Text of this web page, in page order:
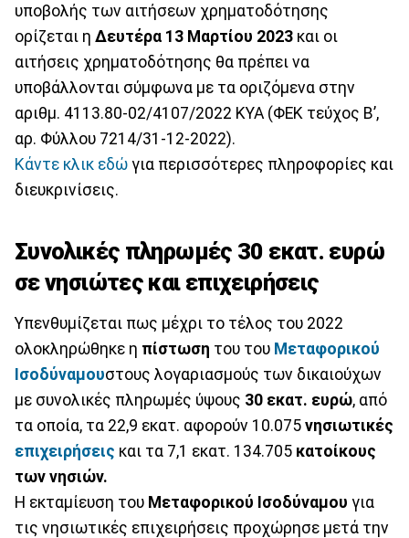
υποβολής των αιτήσεων χρηματοδότησης
ορίζεται η Δευτέρα 13 Μαρτίου 2023 και οι
αιτήσεις χρηματοδότησης θα πρέπει να
υποβάλλονται σύμφωνα με τα οριζόμενα στην
αριθμ. 4113.80-02/4107/2022 ΚΥΑ (ΦΕΚ τεύχος Β’,
αρ. Φύλλου 7214/31-12-2022).
Κάντε κλικ εδώ για περισσότερες πληροφορίες και
διευκρινίσεις.
Συνολικές πληρωμές 30 εκατ. ευρώ
σε νησιώτες και επιχειρήσεις
Υπενθυμίζεται πως μέχρι το τέλος του 2022
ολοκληρώθηκε η πίστωση του του Μεταφορικού
Ισοδύναμουστους λογαριασμούς των δικαιούχων
με συνολικές πληρωμές ύψους 30 εκατ. ευρώ, από
τα οποία, τα 22,9 εκατ. αφορούν 10.075 νησιωτικές
επιχειρήσεις και τα 7,1 εκατ. 134.705 κατοίκους
των νησιών.
Η εκταμίευση του Μεταφορικού Ισοδύναμου για
τις νησιωτικές επιχειρήσεις προχώρησε μετά την